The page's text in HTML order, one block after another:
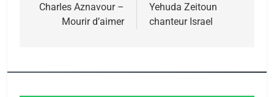
de
Charles Aznavour –
Mourir d’aimer
Yehuda Zeitoun
chanteur Israel